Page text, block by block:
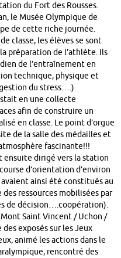
du Fort des Rousses.
le Musée Olympique de
de cette riche journée.
classe, les élèves se sont
préparation de l’athlète. Ils
de l’entraînement en
technique, physique et
du stress….)
en une collecte
afin de construire un
en classe. Le point d’orgue
de la salle des médailles et
fascinante!!!
ensuite dirigé vers la station
d’orientation d’environ
ainsi été constitués au
des ressources mobilisées par
de décision….coopération).
Saint Vincent / Uchon /
exposés sur les Jeux
animé les actions dans le
rencontré des